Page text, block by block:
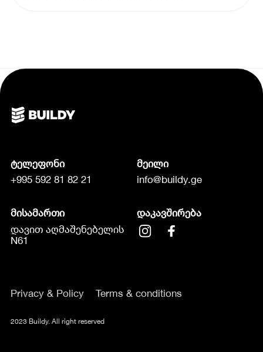
ტელეფონი
+995 592 81 82 21
მეილი
info@buildy.ge
მისამართი
დავით აღმაშენებელის
N61
დაკავშირება
Privacy & Policy Terms & conditions
2023 Buildy. All right reserved